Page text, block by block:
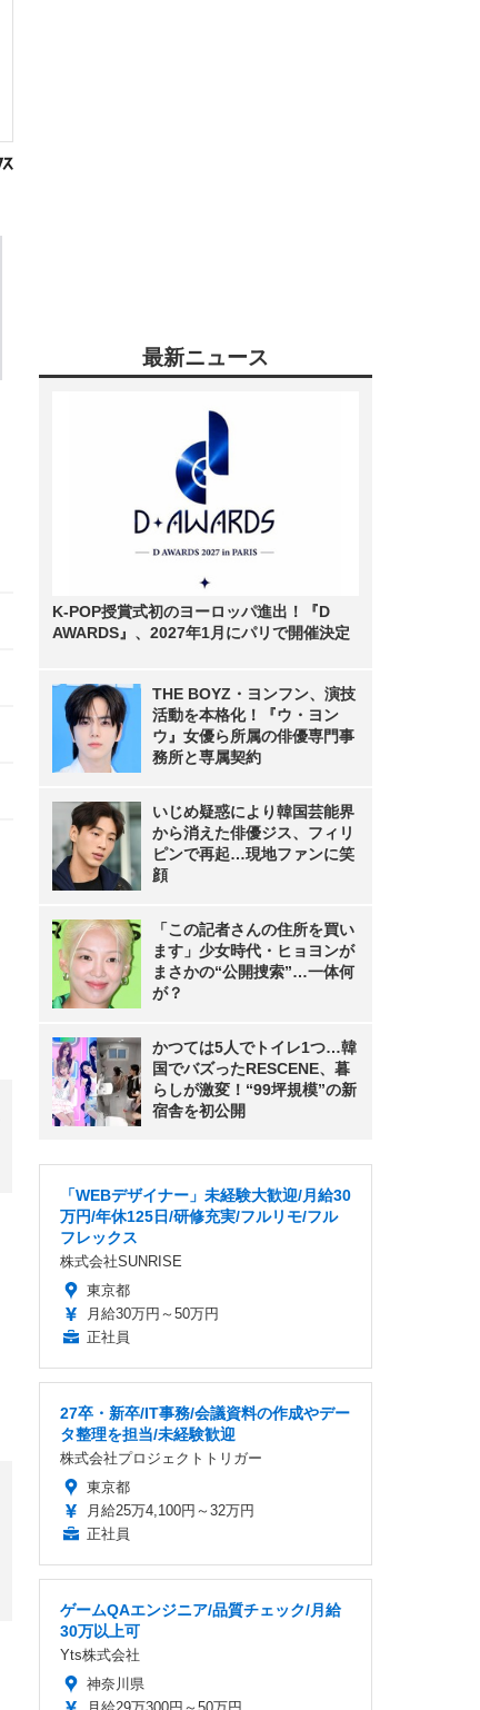
最新ニュース
K-POP授賞式初のヨーロッパ進出！『D
AWARDS』、2027年1月にパリで開催決定
THE BOYZ・ヨンフン、演技
活動を本格化！『ウ・ヨン
ウ』女優ら所属の俳優専門事
務所と専属契約
いじめ疑惑により韓国芸能界
から消えた俳優ジス、フィリ
ピンで再起…現地ファンに笑
顔
「この記者さんの住所を買い
ます」少女時代・ヒョヨンが
まさかの“公開捜索”…一体何
が？
かつては5人でトイレ1つ…韓
国でバズったRESCENE、暮
らしが激変！“99坪規模”の新
宿舎を初公開
「WEBデザイナー」未経験大歓迎/月給30
万円/年休125日/研修充実/フルリモ/フル
フレックス
株式会社SUNRISE
東京都
月給30万円～50万円
正社員
27卒・新卒/IT事務/会議資料の作成やデー
タ整理を担当/未経験歓迎
株式会社プロジェクトトリガー
東京都
月給25万4,100円～32万円
正社員
ゲームQAエンジニア/品質チェック/月給
30万以上可
Yts株式会社
神奈川県